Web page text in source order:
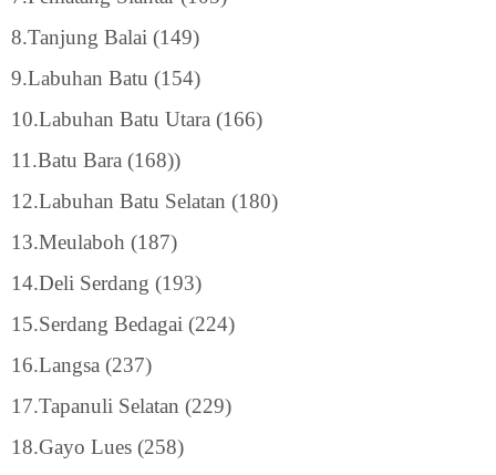
8.Tanjung Balai (149)
9.Labuhan Batu (154)
10.Labuhan Batu Utara (166)
11.Batu Bara (168))
12.Labuhan Batu Selatan (180)
13.Meulaboh (187)
14.Deli Serdang (193)
15.Serdang Bedagai (224)
16.Langsa (237)
17.Tapanuli Selatan (229)
18.Gayo Lues (258)